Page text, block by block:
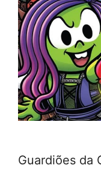
Guardiões da